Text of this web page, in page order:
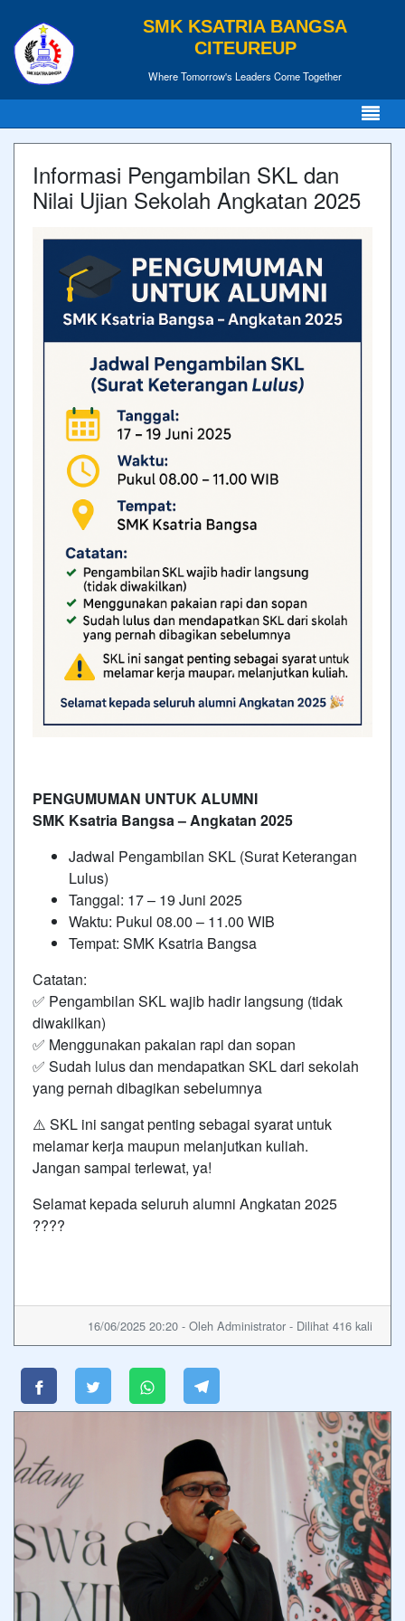
SMK KSATRIA BANGSA
CITEUREUP
Where Tomorrow's Leaders Come Together
Informasi Pengambilan SKL dan
Nilai Ujian Sekolah Angkatan 2025
PENGUMUMAN UNTUK ALUMNI
SMK Ksatria Bangsa – Angkatan 2025
Jadwal Pengambilan SKL (Surat Keterangan
Lulus)
Tanggal: 17 – 19 Juni 2025
Waktu: Pukul 08.00 – 11.00 WIB
Tempat: SMK Ksatria Bangsa
Catatan:
✅ Pengambilan SKL wajib hadir langsung (tidak
diwakilkan)
✅ Menggunakan pakaian rapi dan sopan
✅ Sudah lulus dan mendapatkan SKL dari sekolah
yang pernah dibagikan sebelumnya
⚠️ SKL ini sangat penting sebagai syarat untuk
melamar kerja maupun melanjutkan kuliah.
Jangan sampai terlewat, ya!
Selamat kepada seluruh alumni Angkatan 2025
????
16/06/2025 20:20 - Oleh Administrator - Dilihat 416 kali